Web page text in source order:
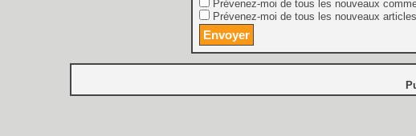
Prévenez-moi de tous les nouveaux
Prévenez-moi de tous les nouveaux